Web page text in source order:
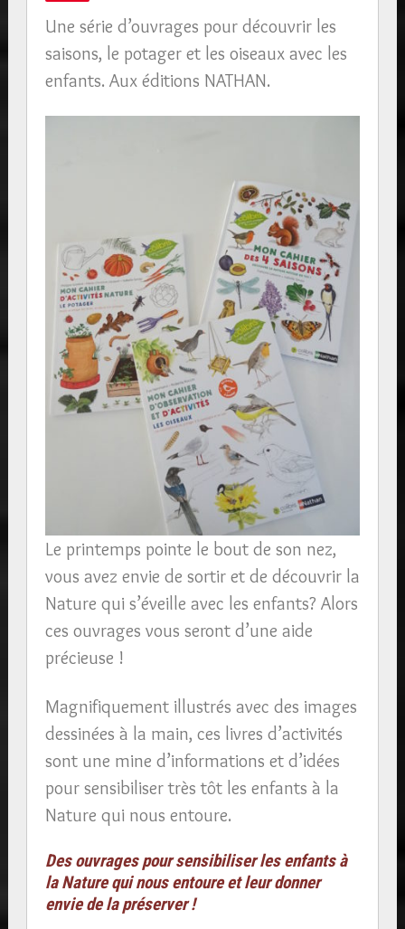
Une série d’ouvrages pour découvrir les
saisons, le potager et les oiseaux avec les
enfants. Aux éditions NATHAN.
Le printemps pointe le bout de son nez,
vous avez envie de sortir et de découvrir la
Nature qui s’éveille avec les enfants? Alors
ces ouvrages vous seront d’une aide
précieuse !
Magnifiquement illustrés avec des images
dessinées à la main, ces livres d’activités
sont une mine d’informations et d’idées
pour sensibiliser très tôt les enfants à la
Nature qui nous entoure.
Des ouvrages pour sensibiliser les enfants à
la Nature qui nous entoure et leur donner
envie de la préserver !